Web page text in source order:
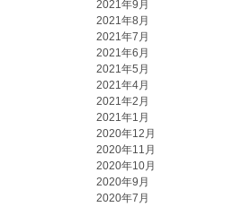
2021年9月
2021年8月
2021年7月
2021年6月
2021年5月
2021年4月
2021年2月
2021年1月
2020年12月
2020年11月
2020年10月
2020年9月
2020年7月